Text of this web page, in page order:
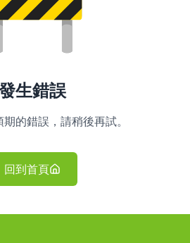
生錯誤
的錯誤，請稍後再試。
回到首頁